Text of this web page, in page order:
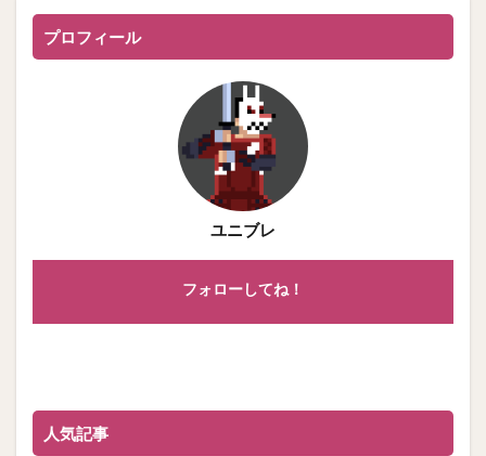
プロフィール
ユニブレ
フォローしてね！
人気記事